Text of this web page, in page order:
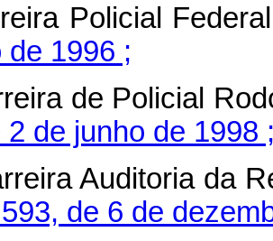
Policial
de 1996 ;
de Policial
2 de junho de 1998
Auditoria da
de 6 de